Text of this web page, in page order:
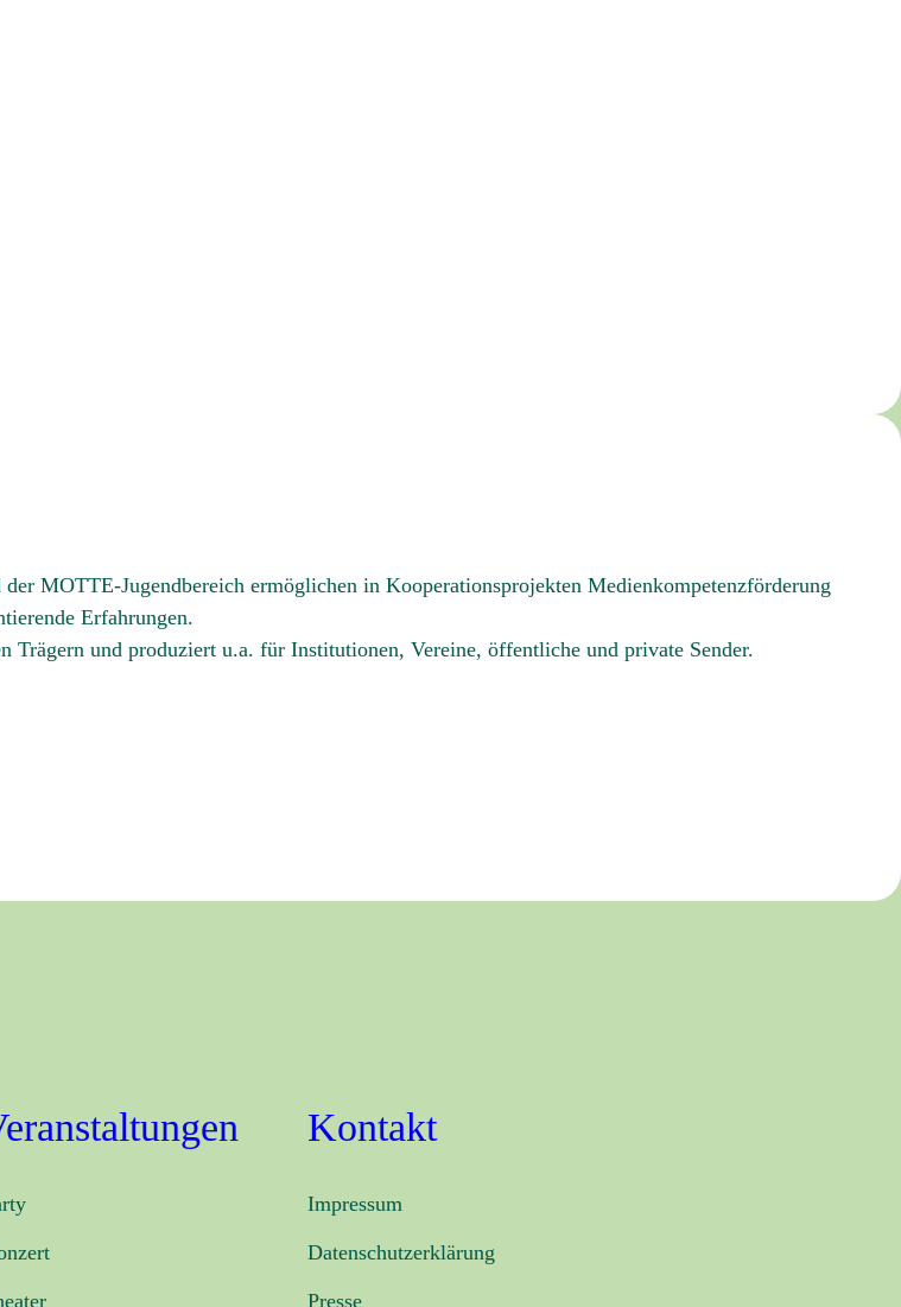
MOTTE-Jugendbereich ermöglichen in Kooperationsprojekten Medienkompetenzförderung
Erfahrungen.
und produziert u.a. für Institutionen, Vereine, öffentliche und private Sender.
Kontakt
Impressum
Datenschutzerklärung
Presse